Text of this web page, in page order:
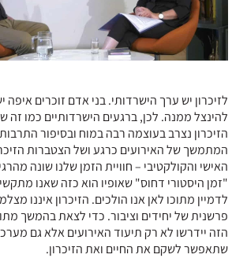
לזיכרון יש ערך הישרדותי. בני אדם זוכרים
להינצל ממנה. לכן, ברגעים הישרדותיים כמו זה
הזיכרון נצרב בעוצמה רבה במוח ובסיפור
המתמשך של האירועים כרגע ושל הצטברות
האישי והקולקטיבי – חוויית הזמן שלנו שונה
"זמן היסטורי דחוס" שאופיו הוא כזה שאנו
לדמיין מתוכו לאן אנו הולכים. הזיכרון איננו
פרשנית של יחידים וציבור. כדי לצאת בהמשך
הזה יידרשו לא רק תיעוד האירועים אלא גם
שתאפשר לשקם את החיים ואת הזיכרון.